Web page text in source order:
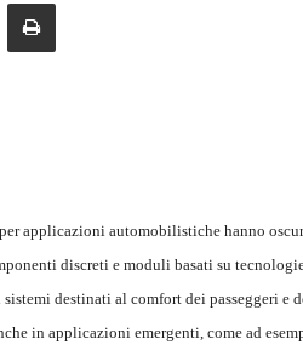
applicazioni automobilistiche hanno
discreti e moduli basati su
destinati al comfort dei passeggeri e
in applicazioni emergenti, come ad